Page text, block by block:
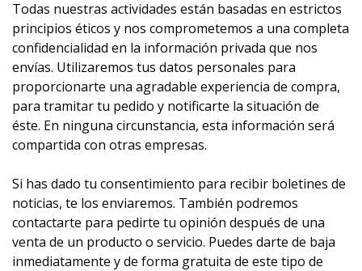
Todas nuestras actividades están basadas en estrictos
principios éticos y nos comprometemos a una completa
confidencialidad en la información privada que nos
envías. Utilizaremos tus datos personales para
proporcionarte una agradable experiencia de compra,
para tramitar tu pedido y notificarte la situación de
éste. En ninguna circunstancia, esta información será
compartida con otras empresas.
Si has dado tu consentimiento para recibir boletines de
noticias, te los enviaremos. También podremos
contactarte para pedirte tu opinión después de una
venta de un producto o servicio. Puedes darte de baja
inmediatamente y de forma gratuita de este tipo de